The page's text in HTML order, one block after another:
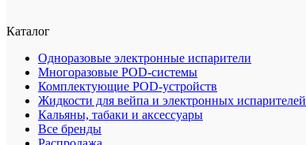
Каталог
Одноразовые электронные испарители
Многоразовые POD-системы
Комплектующие POD-устройств
Жидкости для вейпа и электронных испарителей
Кальяны, табаки и аксессуары
Все бренды